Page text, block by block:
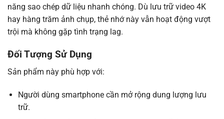
năng sao chép dữ liệu nhanh chóng. Dù lưu trữ video 4K
hay hàng trăm ảnh chụp, thẻ nhớ này vẫn hoạt động vượt
trội mà không gặp tình trạng lag.
Đối Tượng Sử Dụng
Sản phẩm này phù hợp với:
Người dùng smartphone cần mở rộng dung lượng lưu
trữ.